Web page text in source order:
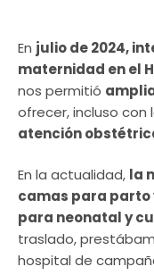
En julio de 2024,
maternidad en el
nos permitió
ofrecer, incluso con
atención
En la actualidad, la
camas para parto
para neonatal y
traslado,
hospital de